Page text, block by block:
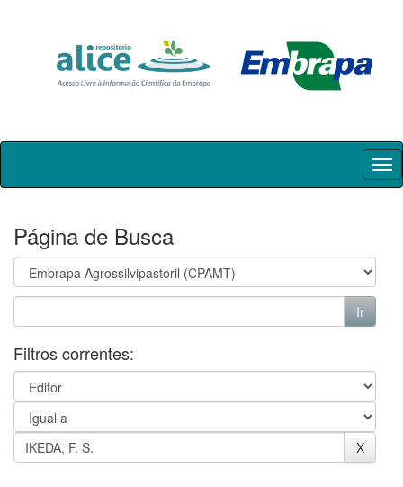
Skip
Página de Busca
Filtros correntes: